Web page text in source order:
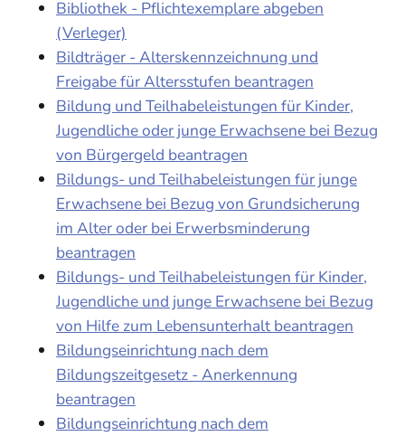
Bibliothek - Pflichtexemplare abgeben
(Verleger)
Bildträger - Alterskennzeichnung und
Freigabe für Altersstufen beantragen
Bildung und Teilhabeleistungen für Kinder,
Jugendliche oder junge Erwachsene bei Bezug
von Bürgergeld beantragen
Bildungs- und Teilhabeleistungen für junge
Erwachsene bei Bezug von Grundsicherung
im Alter oder bei Erwerbsminderung
beantragen
Bildungs- und Teilhabeleistungen für Kinder,
Jugendliche und junge Erwachsene bei Bezug
von Hilfe zum Lebensunterhalt beantragen
Bildungseinrichtung nach dem
Bildungszeitgesetz - Anerkennung
beantragen
Bildungseinrichtung nach dem